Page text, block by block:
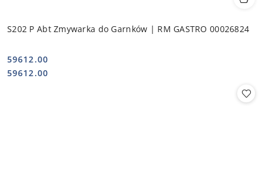
S202 P Abt Zmywarka do Garnków | RM GASTRO 00026824
Cena:
59612.00
Cena:
59612.00